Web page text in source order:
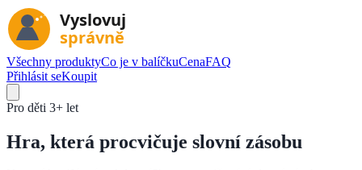
Všechny produktyCo je v balíčkuCenaFAQ
Přihlásit seKoupit
Pro děti 3+ let
Hra, která procvičuje slovní zásobu